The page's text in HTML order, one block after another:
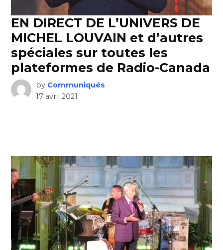
EN DIRECT DE L’UNIVERS DE
MICHEL LOUVAIN et d’autres
spéciales sur toutes les
plateformes de Radio-Canada
by Communiqués
17 avril 2021